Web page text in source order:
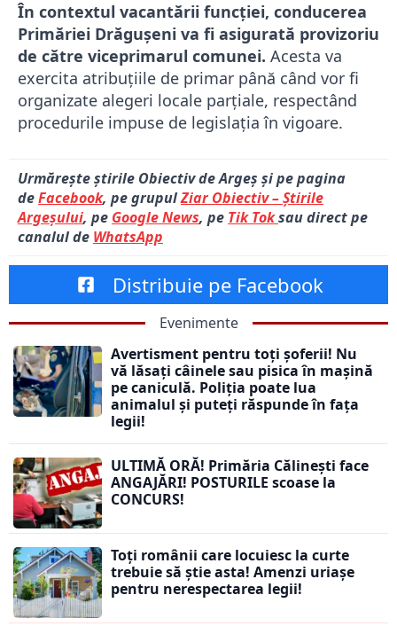
În contextul vacantării funcției, conducerea
Primăriei Drăgușeni va fi asigurată provizoriu
de către viceprimarul comunei. Acesta va
exercita atribuţiile de primar până când vor fi
organizate alegeri locale parţiale, respectând
procedurile impuse de legislația în vigoare.
Urmărește știrile Obiectiv de Argeș și pe pagina
deFacebook, pe grupulZiar Obiectiv – Știrile
Argeșului, pe Google News, pe Tik Toksau direct pe
canalul de WhatsApp
Distribuie pe Facebook
Evenimente
Avertisment pentru toți șoferii! Nu
vă lăsați câinele sau pisica în mașină
pe caniculă. Poliția poate lua
animalul și puteți răspunde în fața
legii!
ULTIMĂ ORĂ! Primăria Călinești face
ANGAJĂRI! POSTURILE scoase la
CONCURS!
Toți românii care locuiesc la curte
trebuie să știe asta! Amenzi uriașe
pentru nerespectarea legii!